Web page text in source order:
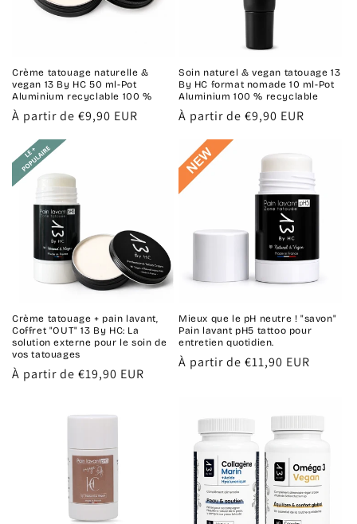
Crème tatouage naturelle &
vegan 13 By HC 50 ml-Pot
Aluminium recyclable 100 %
Prix
habituel
À partir de €9,90 EUR
Soin naturel & vegan tatouage 13
By HC format nomade 10 ml-Pot
Aluminium 100 % recyclable
Prix
habituel
À partir de €9,90 EUR
Crème tatouage + pain lavant,
Coffret "OUT" 13 By HC: La
solution externe pour le soin de
vos tatouages
Prix
À partir de €19,90 EUR
Mieux que le pH neutre ! "savon"
Pain lavant pH5 tattoo pour
entretien quotidien.
Prix
À partir de €11,90 EUR